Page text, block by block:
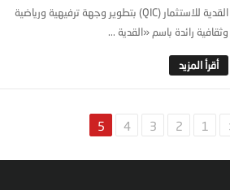
القدية للاستثمار (QIC) بتطوير وجھة ترفیھیة وریاضیة
وثقافیة رائدة باسم «القدیة ...
1
2
3
4
5